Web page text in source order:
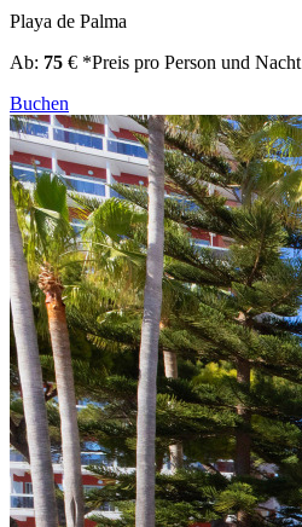
Playa de Palma
Ab: 75 € *Preis pro Person und Nacht
Buchen